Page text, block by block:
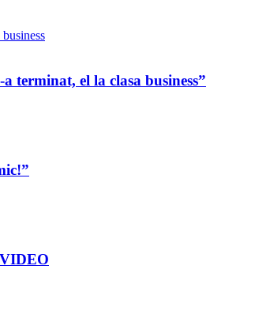
terminat, el la clasa business”